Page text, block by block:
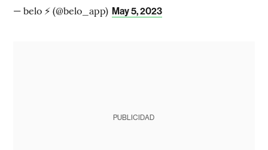
— belo ⚡ (@belo_app) May 5, 2023
PUBLICIDAD